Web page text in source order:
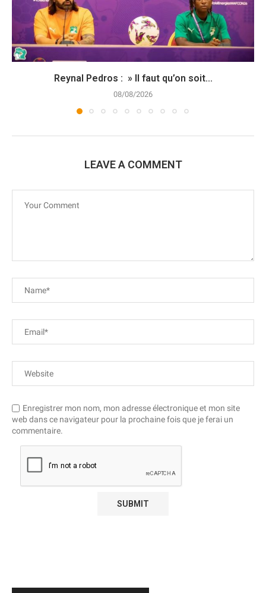
Reynal Pedros : » Il faut qu’on soit...
08/08/2026
LEAVE A COMMENT
Enregistrer mon nom, mon adresse électronique et mon site
web dans ce navigateur pour la prochaine fois que je ferai un
commentaire.